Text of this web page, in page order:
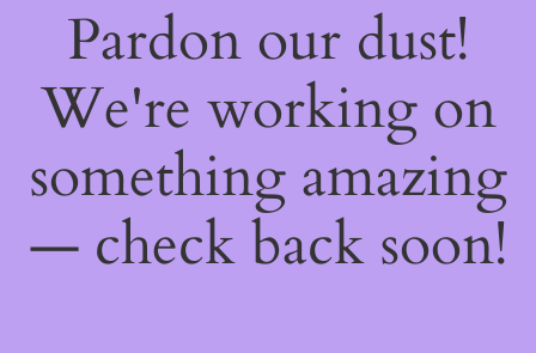
Pardon our dust!
We're working on
something amazing
— check back soon!